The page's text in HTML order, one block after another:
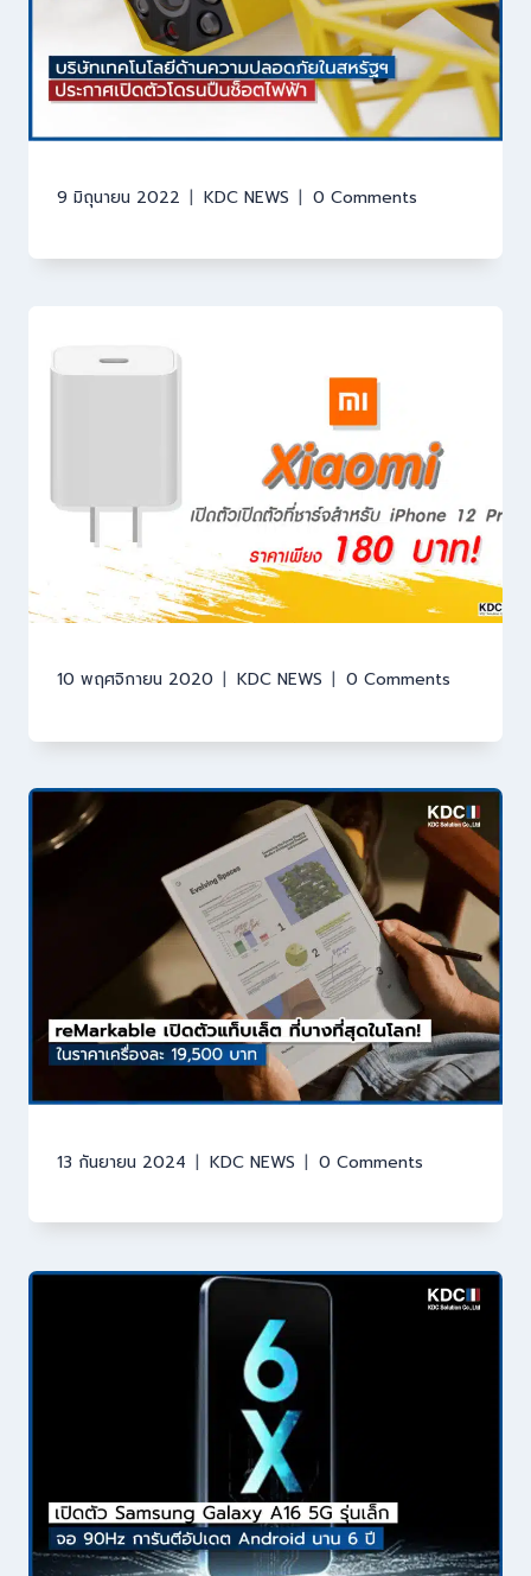
9 มิถุนายน 2022 KDC NEWS 0 Comments
10 พฤศจิกายน 2020 KDC NEWS 0 Comments
13 กันยายน 2024 KDC NEWS 0 Comments